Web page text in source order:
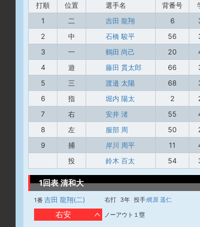
打順
位置 選手名 背番号
1
二 吉田 龍翔 6
2
中 石橋 駿平 56
3
一 鶴田 尚己 20
4
遊 藤田 貫太郎 66
5
三 渡邉 太陽 68
6
指 堀内 陽太 2
7
右 安井 渚 55
8
左 服部 周 50
9
捕 岸川 周平 11
投
鈴木 百太 54
1回表 清和大
1番 吉田 龍翔(二) 右打 3年 投手:梶原 遥仁
右安 ノーアウト１塁